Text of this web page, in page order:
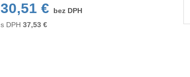
30,51 €
bez DPH
s DPH 37,53€